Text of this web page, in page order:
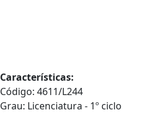
Características:
Código: 4611/L244
Grau: Licenciatura - 1º ciclo